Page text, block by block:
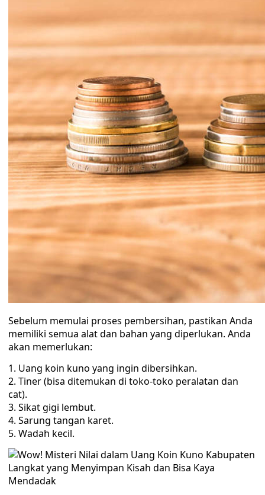
Sebelum memulai proses pembersihan, pastikan Anda
memiliki semua alat dan bahan yang diperlukan. Anda
akan memerlukan:
1. Uang koin kuno yang ingin dibersihkan.
2. Tiner (bisa ditemukan di toko-toko peralatan dan
cat).
3. Sikat gigi lembut.
4. Sarung tangan karet.
5. Wadah kecil.